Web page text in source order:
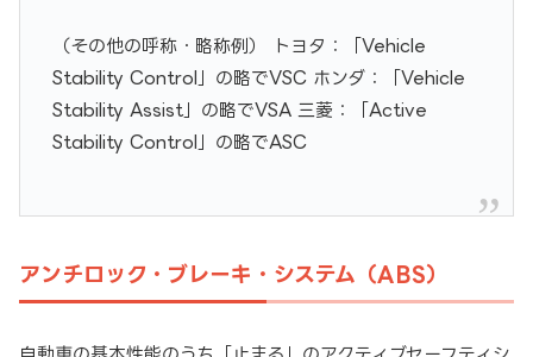
（その他の呼称・略称例） トヨタ：「Vehicle
Stability Control」の略でVSC ホンダ：「Vehicle
Stability Assist」の略でVSA 三菱：「Active
Stability Control」の略でASC
アンチロック・ブレーキ・システム（ABS）